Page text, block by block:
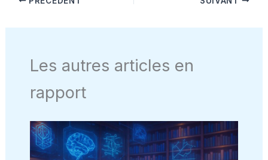
Les autres articles en
rapport